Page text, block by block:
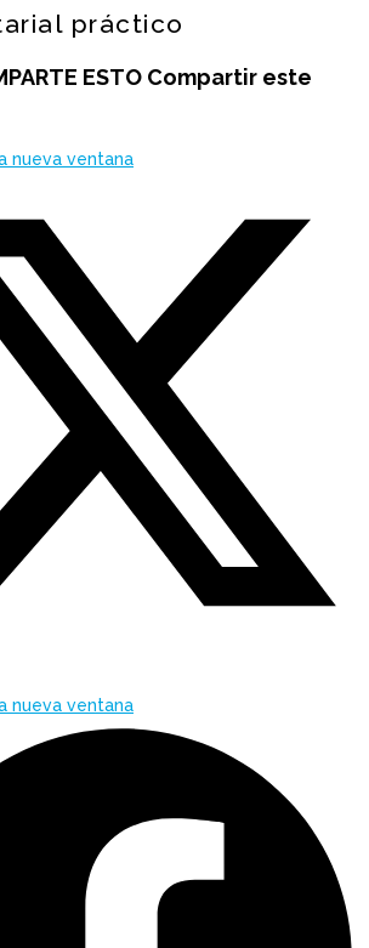
práctico
ESTO Compartir este
nueva ventana
nueva ventana